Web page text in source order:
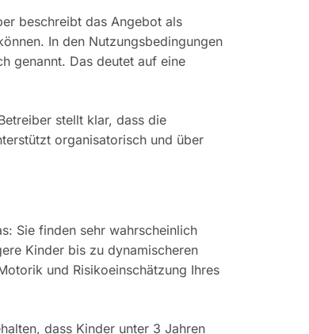
beschreibt das Angebot als
In den Nutzungsbedingungen
genannt. Das deutet auf eine
stellt klar, dass die
organisatorisch und über
Sie finden sehr wahrscheinlich
Kinder bis zu dynamischeren
und Risikoeinschätzung Ihres
dass Kinder unter 3 Jahren